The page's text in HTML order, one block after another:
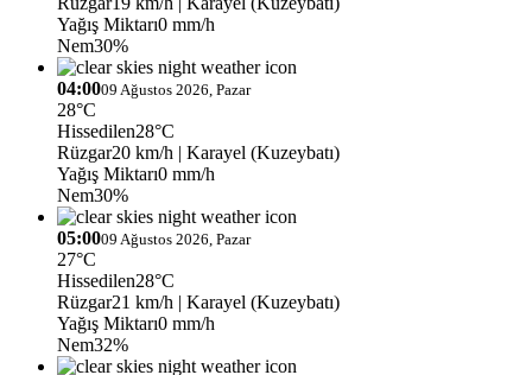
Yağış Miktarı0 mm/h
Nem30%
04:0009 Ağustos 2026, Pazar
28°C
Hissedilen28°C
Rüzgar20 km/h | Karayel (Kuzeybatı)
Yağış Miktarı0 mm/h
Nem30%
05:0009 Ağustos 2026, Pazar
27°C
Hissedilen28°C
Rüzgar21 km/h | Karayel (Kuzeybatı)
Yağış Miktarı0 mm/h
Nem32%